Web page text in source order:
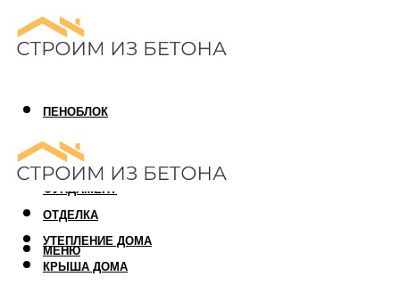
ПЕНОБЛОК
ГАЗОБЛОК
АРБОЛИТОВЫЙ БЛОК
ФУНДАМЕНТ
ОТДЕЛКА
УТЕПЛЕНИЕ ДОМА
КРЫША ДОМА
МЕНЮ